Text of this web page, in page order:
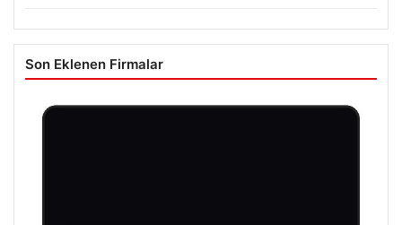
Son Eklenen Firmalar